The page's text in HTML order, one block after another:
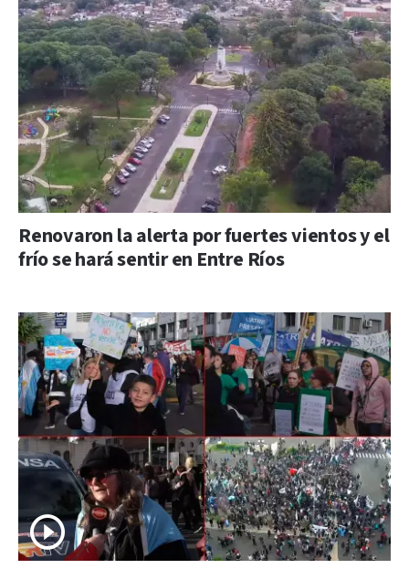
Renovaron la alerta por fuertes vientos y el
frío se hará sentir en Entre Ríos